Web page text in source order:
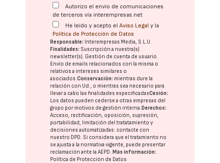
Autorizo el envío de comunicaciones
de terceros vía interempresas.net
He leído y acepto elAviso Legal y la
Política de Protección de Datos
Responsable: Interempresas Media, S.L.U.
Finalidades: Suscripción a nuestra(s)
newsletter(s). Gestión de cuenta de usuario.
Envío de emails relacionados con la misma o
relativos a intereses similares o
asociados.Conservación: mientras dure la
relación con Ud., o mientras sea necesario para
llevar a cabo las finalidades especificadasCesión:
Los datos pueden cederse a otras empresas del
grupo por motivos de gestión interna.Derechos:
Acceso, rectificación, oposición, supresión,
portabilidad, limitación del tratatamiento y
decisiones automatizadas: contacte con
nuestro DPD. Si considera que el tratamiento no
se ajusta a la normativa vigente, puede presentar
reclamación ante laAEPD.Más información:
Política de Protección de Datos